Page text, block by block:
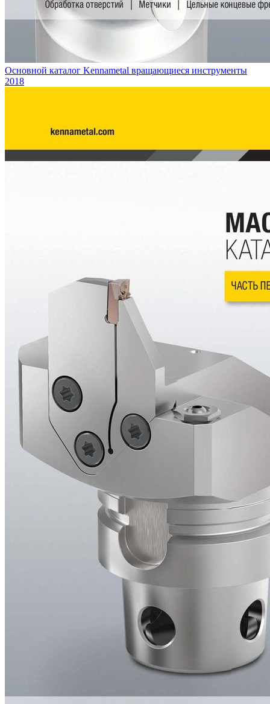
Основной каталог Kennametal вращающиеся инструменты
2018